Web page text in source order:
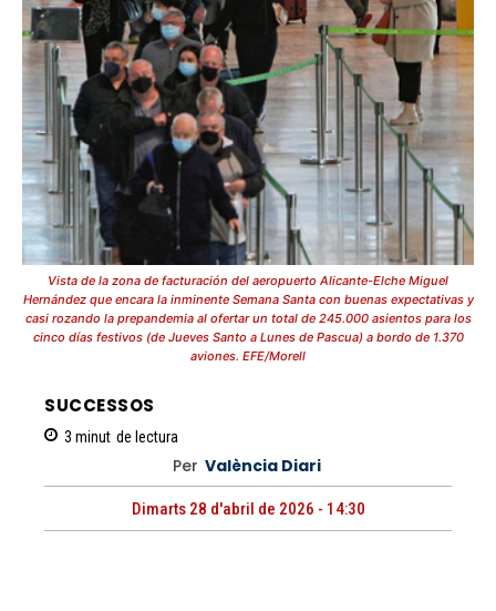
Vista de la zona de facturación del aeropuerto Alicante-Elche Miguel
Hernández que encara la inminente Semana Santa con buenas expectativas y
casi rozando la prepandemia al ofertar un total de 245.000 asientos para los
cinco días festivos (de Jueves Santo a Lunes de Pascua) a bordo de 1.370
aviones. EFE/Morell
SUCCESSOS
3 minut de lectura
Per València Diari
Dimarts 28 d'abril de 2026 - 14:30